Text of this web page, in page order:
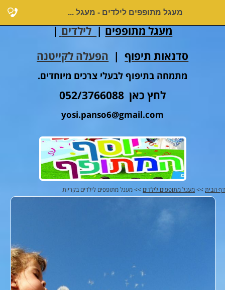
מעגל מתופפים לילדים - מעגל ...
מעגל מתופפים | לילדים |
סדנאות תיפוף| הפעלה לקייטנה
מתמחה בתיפוף לבעלי צרכים מיוחדים.
לחץ כאן 052/3766088
yosi.panso6@gmail.com
דף הבית >> מעגל מתופפים לילדים >> מעגל מתופפים לילדים בקריות